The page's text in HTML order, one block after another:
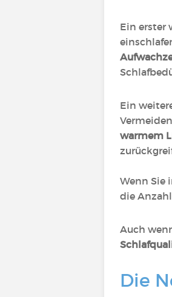
Ein erster
Ein
warmem
Wenn Sie
die
Auch
Die